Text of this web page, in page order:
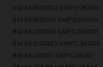
851341501002 KMPG3610IX
851341515001 KMPG3610IX
851342101001 KMPC3610IX
851342101002 KMPC3610IX
851342101011 KMPC4530